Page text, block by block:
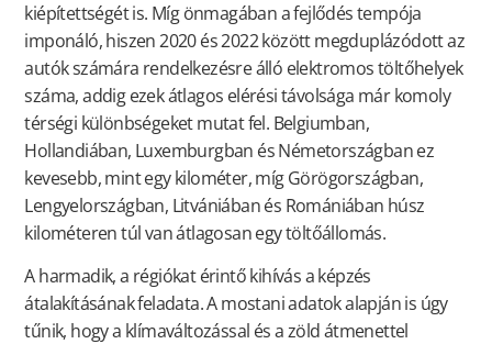
kiépítettségét is. Míg önmagában a fejlődés tempója
imponáló, hiszen 2020 és 2022 között megduplázódott az
autók számára rendelkezésre álló elektromos töltőhelyek
száma, addig ezek átlagos elérési távolsága már komoly
térségi különbségeket mutat fel. Belgiumban,
Hollandiában, Luxemburgban és Németországban ez
kevesebb, mint egy kilométer, míg Görögországban,
Lengyelországban, Litvániában és Romániában húsz
kilométeren túl van átlagosan egy töltőállomás.
A harmadik, a régiókat érintő kihívás a képzés
átalakításának feladata. A mostani adatok alapján is úgy
tűnik, hogy a klímaváltozással és a zöld átmenettel